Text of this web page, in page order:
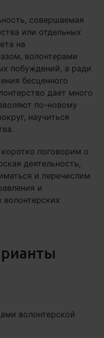
совершаемая
или отдельных
на
волонтерами
побуждений, а ради
бесценного
дает много
по-новому
научиться
поговорим о
деятельность,
и перечислим
и
волонтерской